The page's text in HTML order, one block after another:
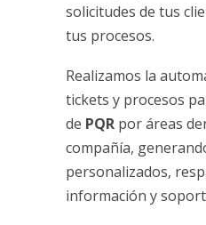
solicitudes de tus
tus procesos.
Realizamos la
tickets y procesos
de PQR por áreas
compañía,
personalizados,
información y